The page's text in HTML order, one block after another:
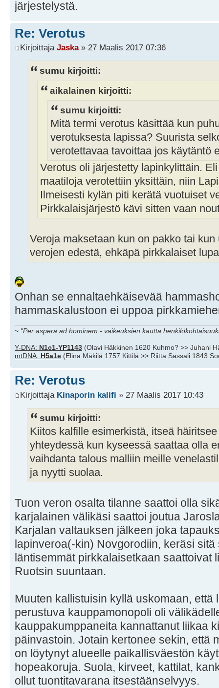
järjestelystä.
Re: Verotus
Kirjoittaja Jaska» 27 Maalis 2017 07:36
sumu kirjoitti:
aikalainen kirjoitti:
sumu kirjoitti:
Mitä termi verotus käsittää kun
verotuksesta lapissa? Suurista
verotettavaa tavoittaa jos käytäntö
Verotus oli järjestetty lapinkylittäin.
maatiloja verotettiin yksittäin, niin
Ilmeisesti kylän piti kerätä vuotuiset
Pirkkalaisjärjestö kävi sitten vaan
Veroja maksetaan kun on pakko tai
verojen edestä, ehkäpä pirkkalaiset
Onhan se ennaltaehkäisevää
hammaskalustoon ei uppoa
~ "Per aspera ad hominem - vaikeuksien kautta
Y-DNA: N1c1-YP1143 (Olavi Häkkinen 1620 Kuhmo? >> Juhani
mtDNA: H5a1e (Elina Mäkilä 1757 Kittilä >> Riitta Sassali 1843
Re: Verotus
Kirjoittaja Kinaporin kalifi » 27 Maalis 2017 10:43
sumu kirjoitti:
Kiitos kalfille esimerkistä, itseä
yhteydessä kun kyseessä saattaa olla
vaihdanta talous malliin meille
ja nyytti suolaa.
Tuon veron osalta tilanne saattoi olla
karjalainen välikäsi saattoi joutua
Karjalan valtauksen jälkeen joka
lapinveroa(-kin) Novgorodiin, keräsi
läntisemmät pirkkalaisetkaan saattoivat
Ruotsin suuntaan.
Muuten kallistuisin kyllä uskomaan,
perustuva kauppamonopoli oli
kauppakumppaneita kannattanut liikaa
päinvastoin. Jotain kertonee sekin, että
on löytynyt alueelle paikallisväestön
hopeakoruja. Suola, kirveet, kattilat,
ollut tuontitavarana itsestäänselvyys.